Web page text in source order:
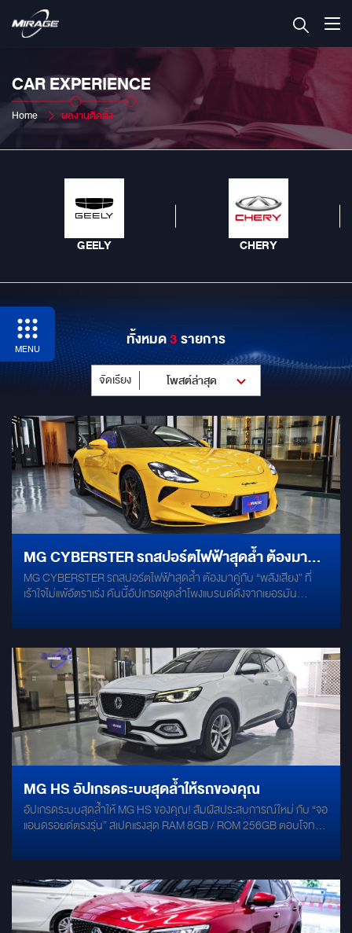
CAR EXPERIENCE
Home ผลงานติดตั้ง
GEELY CHERY
MENU ทั้งหมด3รายการ
จัดเรียง โพสต์ล่าสุด
MG CYBERSTER รถสปอร์ตไฟฟ้าสุดล้ำ ต้องมาคู่
กับ “พลังเสียง” ที่เร้าใจไม่แพ้อัตราเร่ง
MG CYBERSTER รถสปอร์ตไฟฟ้าสุดล้ำ ต้องมาคู่กับ “พลังเสียง” ที่
เร้าใจไม่แพ้อัตราเร่ง คันนี้อัปเกรดชุดลำโพงแบรนด์ดังจากเยอรมัน
165.28 SE-G ให้คาแรคเตอร์เสียงชัด รายละเอียดแน่น เบสลึกสะใจ ฟัง
Anodizing ช่วยให้เสียงกลางมีความกระชับ เก็บรายละเอียดได้ดี โดดเด่น
ด้วย “กระดุมสีทอง” เอกลักษณ์เฉพาะของรุ่นนี้ Tweeter ขนาด 25mm
เสียงแหลมใส เปิดโปร่ง รายละเอียดชัด เพิ่มมิติเสียงให้เวทีด้านหน้าดู
สมจริงมากขึ้น งานติดตั้งแบบ Plug & Play ใช้ชุดปลั๊กตรงรุ่น ไม่ตัดต่อ
สายไฟเดิม ติดตั้งเข้าช่องเดิมบริเวณประตูปีกนก งานเนียนเหมือนออก
จากโรงงาน เพิ่มคุณภาพเสียงอีกขั้น ด้วยการแดมป์ประตู Ground Zero
ช่วยลดแรงสั่นสะเทือน และเก็บรายละเอียดเสียงเบสให้แน่นขึ้น พร้อมเสริม
ด้วย Damp Bitoplast (แดมป์รังไข่) ลดเสียงก้องภายในแผงประตู ช่วยให้
เสียงร้องนิ่งขึ้น และฟังสบายมากกว่าเดิม
MG HS อัปเกรดระบบสุดล้ำให้รถของคุณ
อัปเกรดระบบสุดล้ำให้ MG HS ของคุณ! สัมผัสประสบการณ์ใหม่ กับ “จอ
แอนดรอยด์ตรงรุ่น” สเปคแรงสุด RAM 8GB / ROM 256GB ตอบโจทย์
พร้อมกล้องมองภาพ รอบคัน 360° คมชัดทุกมุม มองเห็นครบ
พวงมาลัย เหมือนจอเดิมจากโรงงาน